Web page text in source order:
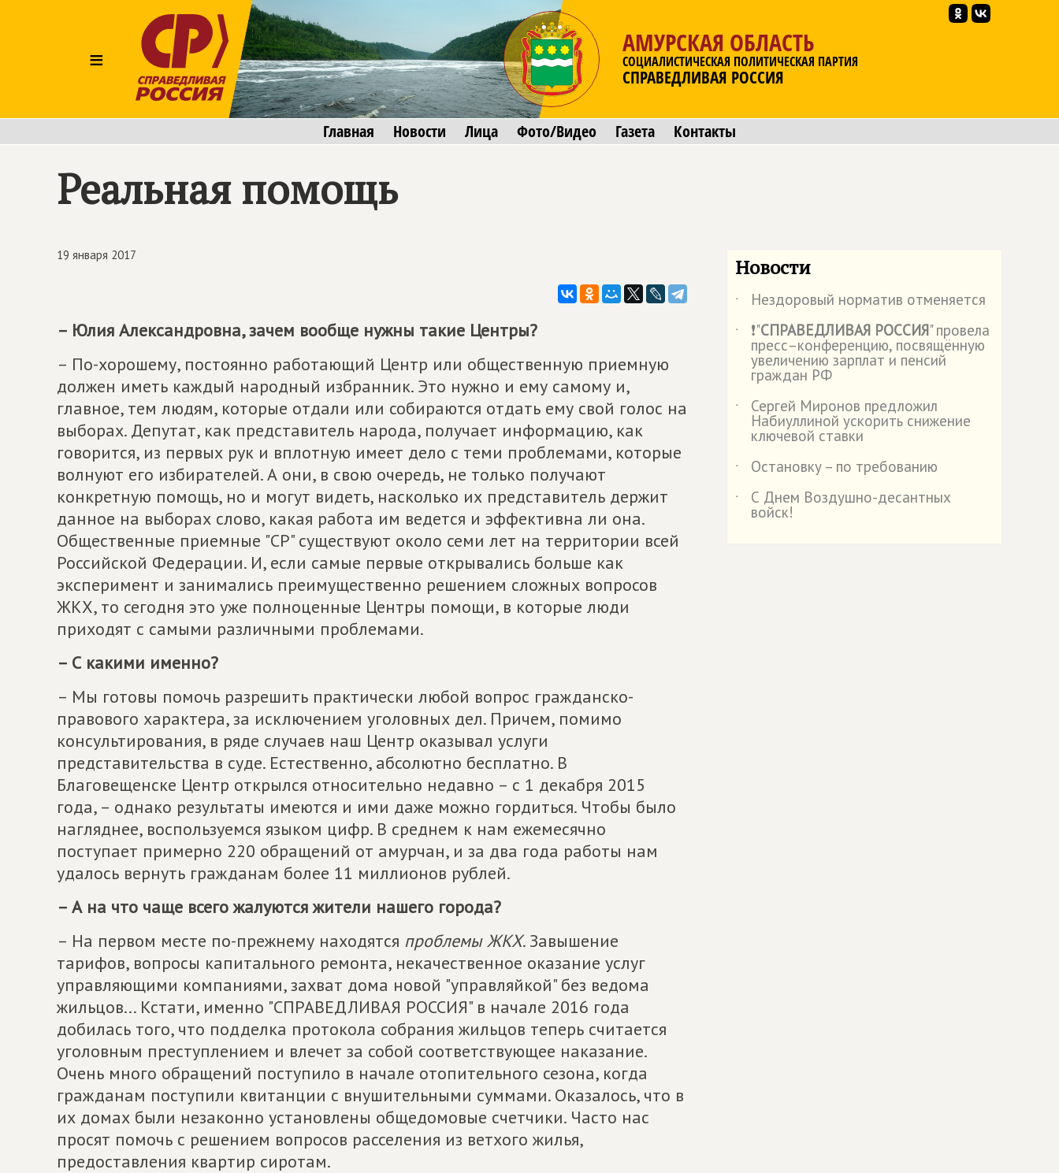
≡
АМУРСКАЯ ОБЛАСТЬ
СОЦИАЛИСТИЧЕСКАЯ ПОЛИТИЧЕСКАЯ ПАРТИЯ
СПРАВЕДЛИВАЯ РОССИЯ
Главная Новости Лица Фото/Видео Газета Контакты
Реальная помощь
19 января 2017
– Юлия Александровна, зачем вообще нужны такие Центры?
– По-хорошему, постоянно работающий Центр или общественную приемную
должен иметь каждый народный избранник. Это нужно и ему самому и,
главное, тем людям, которые отдали или собираются отдать ему свой голос на
выборах. Депутат, как представитель народа, получает информацию, как
говорится, из первых рук и вплотную имеет дело с теми проблемами, которые
волнуют его избирателей. А они, в свою очередь, не только получают
конкретную помощь, но и могут видеть, насколько их представитель держит
данное на выборах слово, какая работа им ведется и эффективна ли она.
Общественные приемные "СР" существуют около семи лет на территории всей
Российской Федерации. И, если самые первые открывались больше как
эксперимент и занимались преимущественно решением сложных вопросов
ЖКХ, то сегодня это уже полноценные Центры помощи, в которые люди
приходят с самыми различными проблемами.
– С какими именно?
– Мы готовы помочь разрешить практически любой вопрос гражданско-
правового характера, за исключением уголовных дел. Причем, помимо
консультирования, в ряде случаев наш Центр оказывал услуги
представительства в суде. Естественно, абсолютно бесплатно. В
Благовещенске Центр открылся относительно недавно – с 1 декабря 2015
года, – однако результаты имеются и ими даже можно гордиться. Чтобы было
нагляднее, воспользуемся языком цифр. В среднем к нам ежемесячно
поступает примерно 220 обращений от амурчан, и за два года работы нам
удалось вернуть гражданам более 11 миллионов рублей.
– А на что чаще всего жалуются жители нашего города?
– На первом месте по-прежнему находятся проблемы ЖКХ. Завышение
тарифов, вопросы капитального ремонта, некачественное оказание услуг
управляющими компаниями, захват дома новой "управляйкой" без ведома
жильцов... Кстати, именно "СПРАВЕДЛИВАЯ РОССИЯ" в начале 2016 года
добилась того, что подделка протокола собрания жильцов теперь считается
уголовным преступлением и влечет за собой соответствующее наказание.
Очень много обращений поступило в начале отопительного сезона, когда
гражданам поступили квитанции с внушительными суммами. Оказалось, что в
их домах были незаконно установлены общедомовые счетчики. Часто нас
просят помочь с решением вопросов расселения из ветхого жилья,
предоставления квартир сиротам.
Новости
˙
Нездоровый норматив отменяется
˙
❗"СПРАВЕДЛИВАЯ РОССИЯ" провела
пресс–конференцию, посвящённую
увеличению зарплат и пенсий
граждан РФ
˙
Сергей Миронов предложил
Набиуллиной ускорить снижение
ключевой ставки
˙
Остановку – по требованию
˙
С Днем Воздушно-десантных
войск!